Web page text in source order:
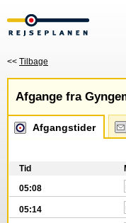
<< Tilbage
Afgange fra
Afgangstider
Tid
05:08
05:14